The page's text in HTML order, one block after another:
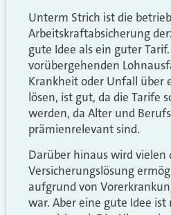
Unterm Strich ist die
Arbeitskraftabsicherung
gute Idee als ein guter
vorübergehenden
Krankheit oder Unfall über
lösen, ist gut, da die Tarife
werden, da Alter und
prämienrelevant sind.
Darüber hinaus wird vielen
Versicherungslösung
aufgrund von
war. Aber eine gute Idee